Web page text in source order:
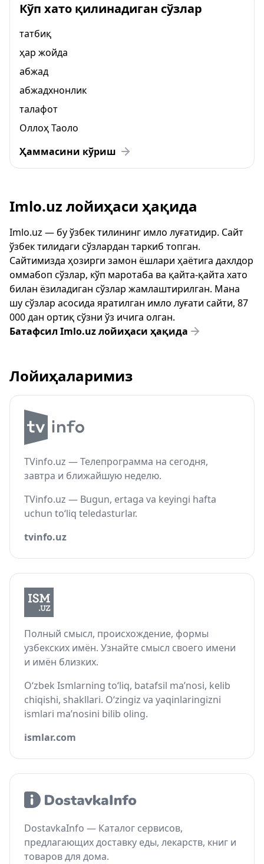
Кўп хато қилинадиган сўзлар
татбиқ
ҳар жойда
абжад
абжадхнонлик
талафот
Оллоҳ Таоло
Ҳаммасини кўриш
Imlo.uz лойиҳаси ҳақида
Imlo.uz — бу ўзбек тилининг имло луғатидир. Сайт
ўзбек тилидаги сўзлардан таркиб топган.
Сайтимизда ҳозирги замон ёшлари ҳаётига дахлдор
оммабоп сўзлар, кўп маротаба ва қайта-қайта хато
билан ёзиладиган сўзлар жамлаштирилган. Мана
шу сўзлар асосида яратилган имло луғати сайти, 87
000 дан ортиқ сўзни ўз ичига олган.
Батафсил Imlo.uz лойиҳаси ҳақида
Лойиҳаларимиз
TVinfo.uz — Телепрограмма на сегодня,
завтра и ближайшую неделю.
TVinfo.uz — Bugun, ertaga va keyingi hafta
uchun to‘liq teledasturlar.
tvinfo.uz
Полный смысл, происхождение, формы
узбекских имён. Узнайте смысл своего имени
и имён близких.
O‘zbek Ismlarning to‘liq, batafsil ma’nosi, kelib
chiqishi, shakllari. O‘zingiz va yaqinlaringizni
ismlari ma’nosini bilib oling.
ismlar.com
DostavkaInfo — Каталог сервисов,
предлагающих доставку еды, лекарств, книг и
товаров для дома.